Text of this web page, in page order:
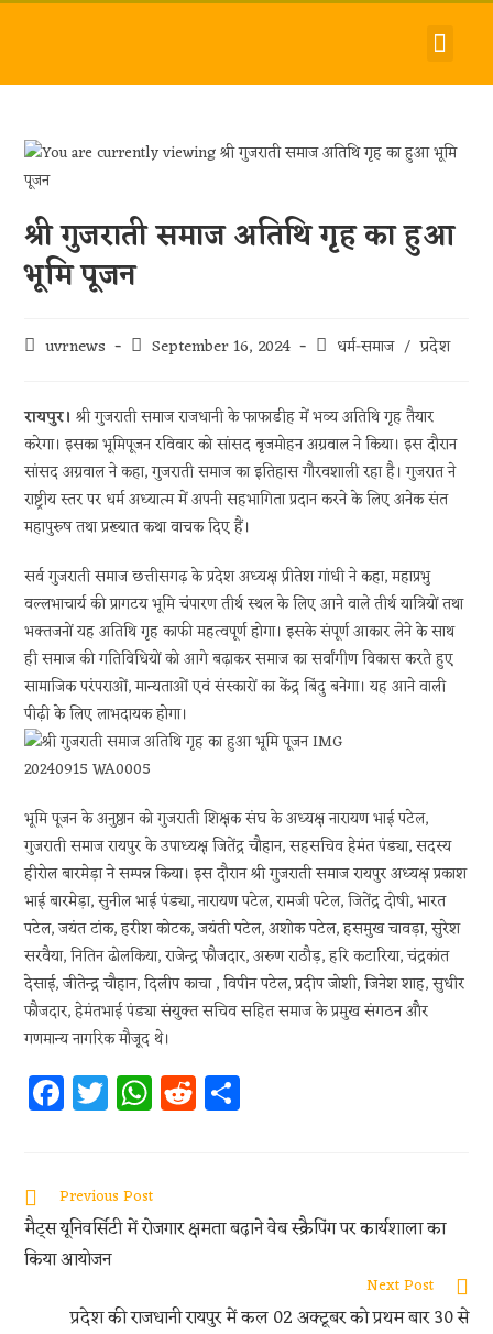
श्री गुजराती समाज अतिथि गृह का हुआ
भूमि पूजन
uvrnews September 16, 2024 धर्म-समाज / प्रदेश
रायपुर। श्री गुजराती समाज राजधानी के फाफाडीह में भव्य अतिथि गृह तैयार
करेगा। इसका भूमिपूजन रविवार को सांसद बृजमोहन अग्रवाल ने किया। इस दौरान
सांसद अग्रवाल ने कहा, गुजराती समाज का इतिहास गौरवशाली रहा है। गुजरात ने
राष्ट्रीय स्तर पर धर्म अध्यात्म में अपनी सहभागिता प्रदान करने के लिए अनेक संत
महापुरुष तथा प्रख्यात कथा वाचक दिए हैं।
सर्व गुजराती समाज छत्तीसगढ़ के प्रदेश अध्यक्ष प्रीतेश गांधी ने कहा, महाप्रभु
वल्लभाचार्य की प्रागटय भूमि चंपारण तीर्थ स्थल के लिए आने वाले तीर्थ यात्रियों तथा
भक्तजनों यह अतिथि गृह काफी महत्वपूर्ण होगा। इसके संपूर्ण आकार लेने के साथ
ही समाज की गतिविधियों को आगे बढ़ाकर समाज का सर्वांगीण विकास करते हुए
सामाजिक परंपराओं, मान्यताओं एवं संस्कारों का केंद्र बिंदु बनेगा। यह आने वाली
पीढ़ी के लिए लाभदायक होगा।
भूमि पूजन के अनुष्ठान को गुजराती शिक्षक संघ के अध्यक्ष नारायण भाई पटेल,
गुजराती समाज रायपुर के उपाध्यक्ष जितेंद्र चौहान, सहसचिव हेमंत पंड्या, सदस्य
हीरोल बारमेड़ा ने सम्पन्न किया। इस दौरान श्री गुजराती समाज रायपुर अध्यक्ष प्रकाश
भाई बारमेड़ा, सुनील भाई पंड्या, नारायण पटेल, रामजी पटेल, जितेंद्र दोषी, भारत
पटेल, जयंत टांक, हरीश कोटक, जयंती पटेल, अशोक पटेल, हसमुख चावड़ा, सुरेश
सरवैया, नितिन ढोलकिया, राजेन्द्र फौजदार, अरुण राठौड़, हरि कटारिया, चंद्रकांत
देसाई, जीतेन्द्र चौहान, दिलीप काचा , विपीन पटेल, प्रदीप जोशी, जिनेश शाह, सुधीर
फौजदार, हेमंतभाई पंड्या संयुक्त सचिव सहित समाज के प्रमुख संगठन और
गणमान्य नागरिक मौजूद थे।
Fa
ce
oo
k
T
w
er
W
h
s
A
p
R
e
t
Previous Post
मैट्स यूनिवर्सिटी में रोजगार क्षमता बढ़ाने वेब स्क्रैपिंग पर कार्यशाला का
किया आयोजन
Next Post
प्रदेश की राजधानी रायपुर में कल 02 अक्टूबर को प्रथम बार 30 से